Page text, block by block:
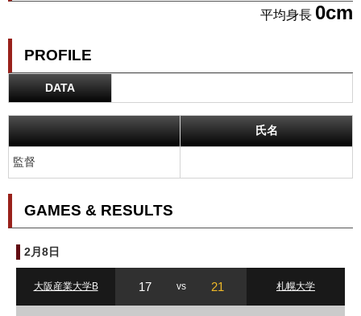
平均身長 0cm
PROFILE
DATA
氏名
監督
GAMES & RESULTS
2月8日
大阪産業大学B 17 vs 21 札幌大学